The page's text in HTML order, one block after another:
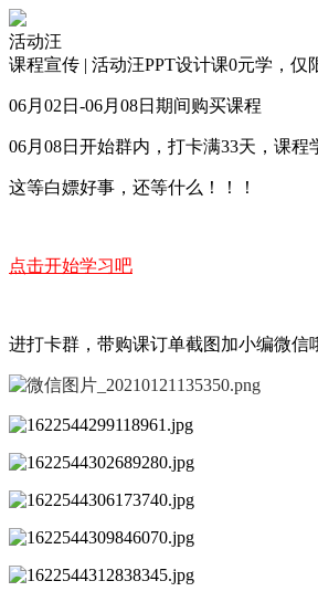
活动汪
课程宣传 | 活动汪PPT设计课0元学，仅
06月02日-06月08日期间购买课程
06月08日开始群内，打卡满33天，课程
这等白嫖好事，还等什么！！！
点击开始学习吧
进打卡群，带购课订单截图加小编微信